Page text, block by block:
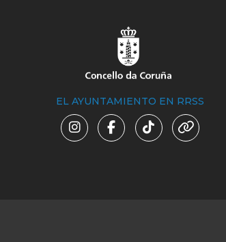
EL AYUNTAMIENTO EN RRSS